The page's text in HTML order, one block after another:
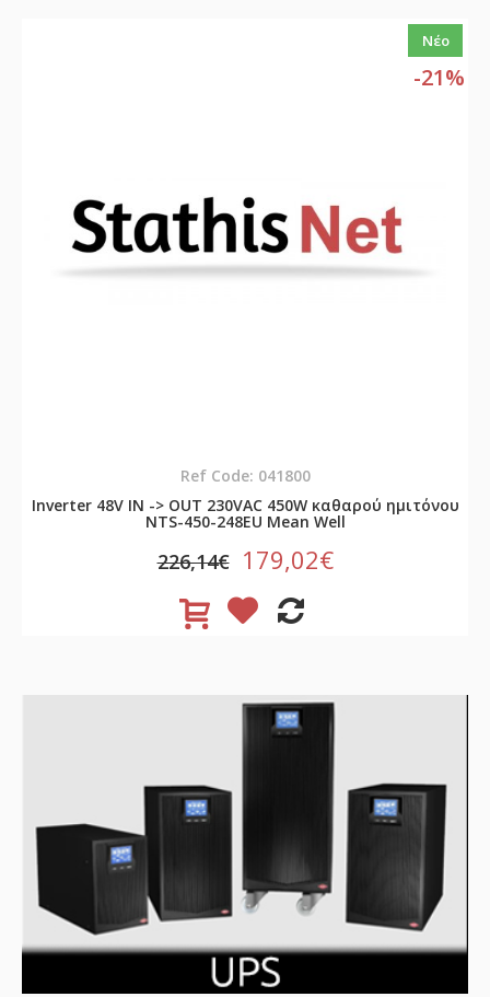
Νέο
-21%
Ref Code: 041800
Inverter 48V ΙΝ -> OUT 230VAC 450W καθαρού ημιτόνου
NTS-450-248EU Mean Well
226,14€ 179,02€